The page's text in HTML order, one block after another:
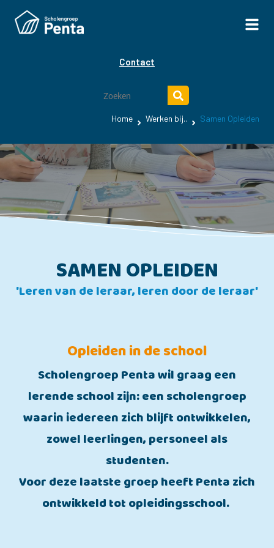
Contact
Home Werken bij.. Samen Opleiden
SAMEN OPLEIDEN
'Leren van de leraar, leren door de leraar'
Opleiden in de school
Scholengroep Penta wil graag een
lerende school zijn: een scholengroep
waarin iedereen zich blijft ontwikkelen,
zowel leerlingen, personeel als
studenten.
Voor deze laatste groep heeft Penta zich
ontwikkeld tot opleidingsschool.